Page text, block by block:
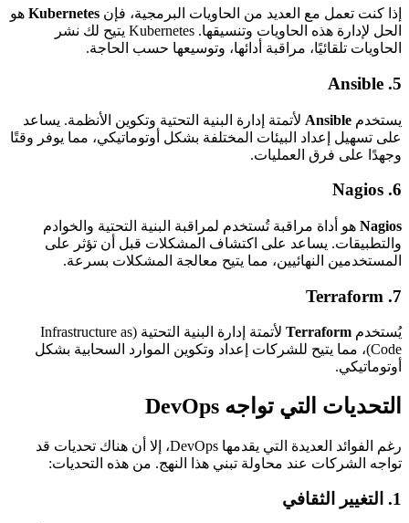
إذا كنت تعمل مع العديد من الحاويات البرمجية، فإن Kubernetes هو
الحل لإدارة هذه الحاويات وتنسيقها. Kubernetes يتيح لك نشر
الحاويات تلقائيًا، مراقبة أدائها، وتوسيعها حسب الحاجة.
5.
Ansible
يستخدم Ansible لأتمتة إدارة البنية التحتية وتكوين الأنظمة. يساعد
على تسهيل إعداد البيئات المختلفة بشكل أوتوماتيكي، مما يوفر وقتًا
وجهدًا على فرق العمليات.
6.
Nagios
Nagios هو أداة مراقبة تُستخدم لمراقبة البنية التحتية والخوادم
والتطبيقات. يساعد على اكتشاف المشكلات قبل أن تؤثر على
المستخدمين النهائيين، مما يتيح معالجة المشكلات بسرعة.
7.
Terraform
يُستخدم Terraform
لأتمتة إدارة البنية التحتية (Infrastructure as
Code)، مما يتيح للشركات إعداد وتكوين الموارد السحابية بشكل
أوتوماتيكي.
التحديات التي تواجه DevOps
رغم الفوائد العديدة التي يقدمها DevOps، إلا أن هناك تحديات قد
تواجه الشركات عند محاولة تبني هذا النهج. من هذه التحديات:
1. التغيير الثقافي